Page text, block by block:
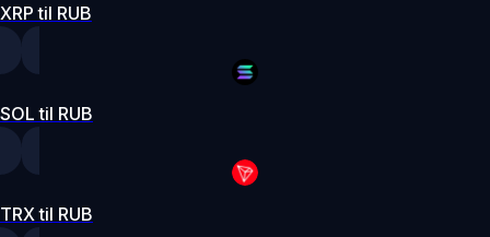
XRP til RUB
SOL til RUB
TRX til RUB